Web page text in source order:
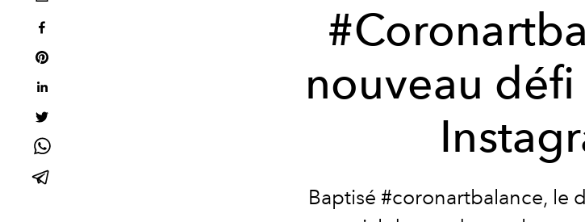
nouveau
Baptisé #coronartbalance, le